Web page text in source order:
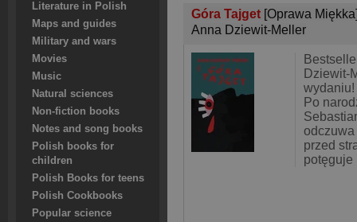
Literature in Polish
Maps and guides
Military and wars
Movies
Music
Natural sciences
Non-fiction books
Notes and song books
Polish books for
children
Polish Books for teens
Polish Cookbooks
Popular science
Góra Tajget [Oprawa
Anna Dziewit-Meller
Dziewit-
wydaniu!
Po
przed
potęguje